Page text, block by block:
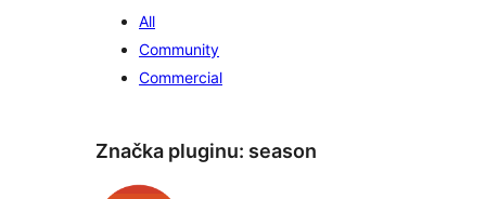
All
Community
Commercial
Značka pluginu: season